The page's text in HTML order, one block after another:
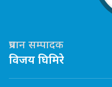
प्रधान सम्पादक
विजय घिमिरे